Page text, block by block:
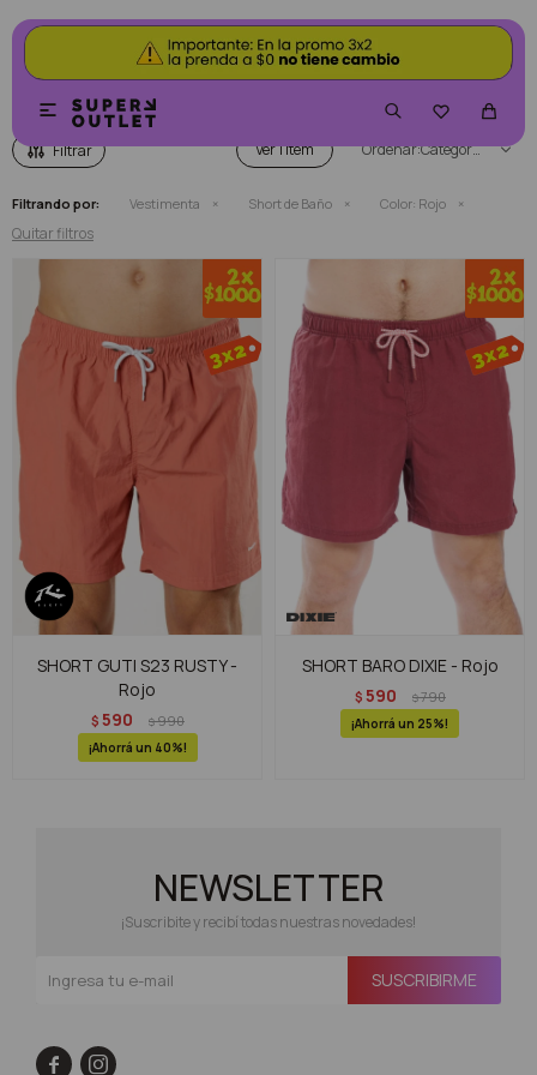

 SHORT DE BAÑO COLOR ROJO
Ver Categoría
Filtrando por: Vestimenta Short de Baño Color: Rojo
Quitar filtros
SHORT GUTI S23 RUSTY -
Rojo
$ 590 $990
40
SHORT BARO DIXIE - Rojo
$ 590 $790
25
NEWSLETTER
¡Suscribite y recibí todas nuestras novedades!
SUSCRIBIRME
 